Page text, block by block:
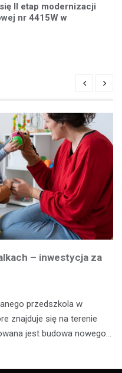
II etap modernizacji
nr 4415W w
– inwestycja za
przedszkola w
znajduje się na terenie
jest budowa nowego…